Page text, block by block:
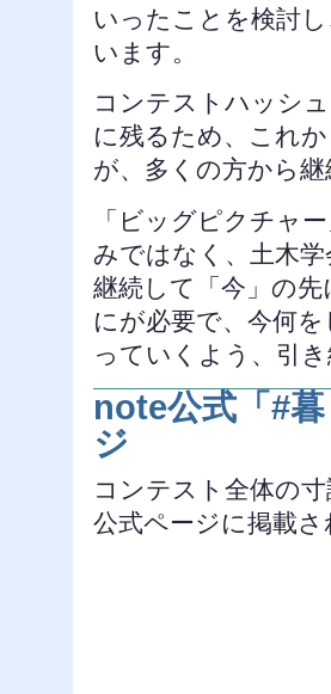
いったことを検討
います。
コンテストハッシ
に残るため、これ
が、多くの方から
「ビッグピクチャ
みではなく、土木
継続して「今」の
にが必要で、今何
っていくよう、引
note公式「#
ジ
コンテスト全体の
公式ページに掲載